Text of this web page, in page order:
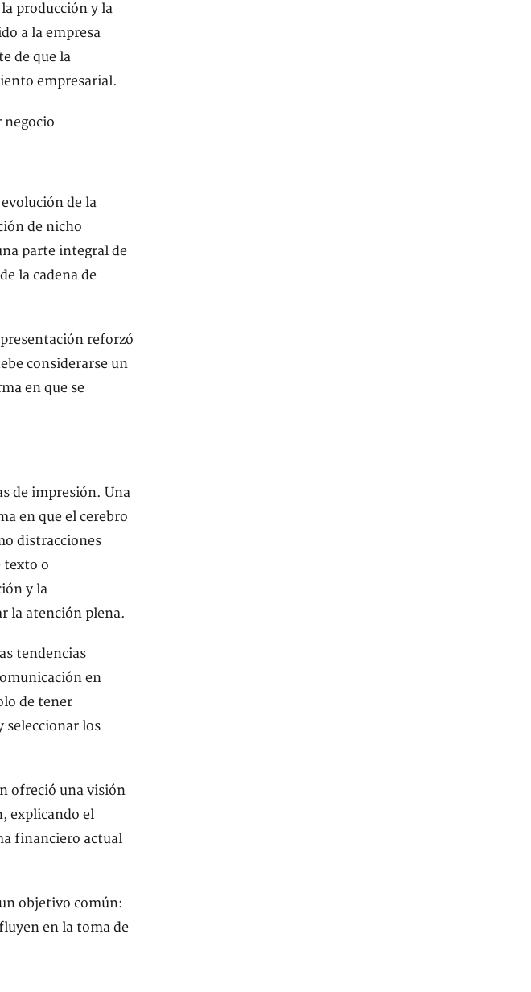
producción y la
a la empresa
de que la
empresarial.
de la
de nicho
parte integral de
la cadena de
reforzó
considerarse un
en que se
de impresión. Una
en que el cerebro
distracciones
texto o
y la
la atención plena.
tendencias
en
de tener
seleccionar los
ofreció una visión
explicando el
financiero actual
objetivo común:
en la toma de